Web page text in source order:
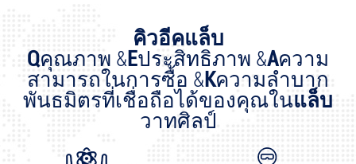
คิวอีคแล็บ
Qคุณภาพ & Eประสิทธิภาพ &Aความ
สามารถในการซื้อ & Kความลำบาก
พันธมิตรที่เชื่อถือได้ของคุณในแล็บ
วาทศิลป์